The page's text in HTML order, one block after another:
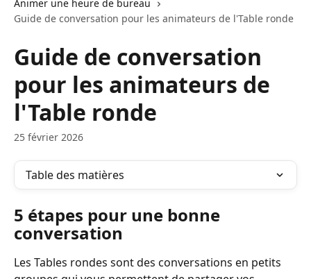
Animer une heure de bureau
Guide de conversation pour les animateurs de l'Table ronde
Guide de conversation
pour les animateurs de
l'Table ronde
25 février 2026
Table des matières
5 étapes pour une bonne
conversation
Les Tables rondes sont des conversations en petits